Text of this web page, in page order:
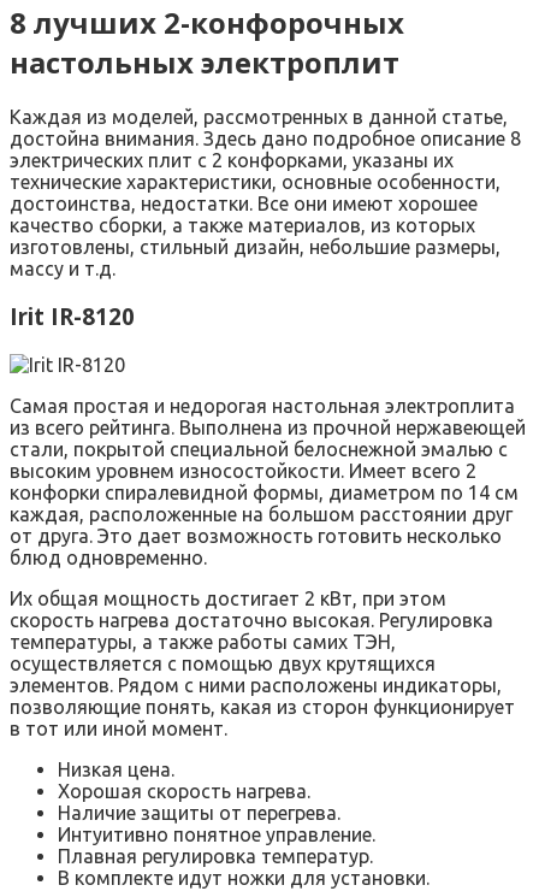
8 лучших 2-конфорочных
настольных электроплит
Каждая из моделей, рассмотренных в данной статье,
достойна внимания. Здесь дано подробное описание 8
электрических плит с 2 конфорками, указаны их
технические характеристики, основные особенности,
достоинства, недостатки. Все они имеют хорошее
качество сборки, а также материалов, из которых
изготовлены, стильный дизайн, небольшие размеры,
массу и т.д.
Irit IR-8120
Самая простая и недорогая настольная электроплита
из всего рейтинга. Выполнена из прочной нержавеющей
стали, покрытой специальной белоснежной эмалью с
высоким уровнем износостойкости. Имеет всего 2
конфорки спиралевидной формы, диаметром по 14 см
каждая, расположенные на большом расстоянии друг
от друга. Это дает возможность готовить несколько
блюд одновременно.
Их общая мощность достигает 2 кВт, при этом
скорость нагрева достаточно высокая. Регулировка
температуры, а также работы самих ТЭН,
осуществляется с помощью двух крутящихся
элементов. Рядом с ними расположены индикаторы,
позволяющие понять, какая из сторон функционирует
в тот или иной момент.
Низкая цена.
Хорошая скорость нагрева.
Наличие защиты от перегрева.
Интуитивно понятное управление.
Плавная регулировка температур.
В комплекте идут ножки для установки.